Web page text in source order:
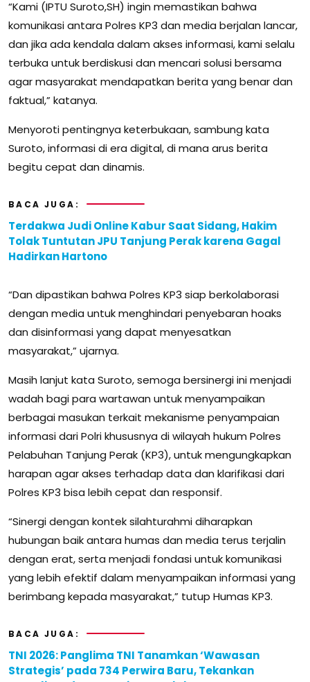
“Kami (IPTU Suroto,SH) ingin memastikan bahwa
komunikasi antara Polres KP3 dan media berjalan lancar,
dan jika ada kendala dalam akses informasi, kami selalu
terbuka untuk berdiskusi dan mencari solusi bersama
agar masyarakat mendapatkan berita yang benar dan
faktual,” katanya.
Menyoroti pentingnya keterbukaan, sambung kata
Suroto, informasi di era digital, di mana arus berita
begitu cepat dan dinamis.
BACA JUGA:
Terdakwa Judi Online Kabur Saat Sidang, Hakim
Tolak Tuntutan JPU Tanjung Perak karena Gagal
Hadirkan Hartono
“Dan dipastikan bahwa Polres KP3 siap berkolaborasi
dengan media untuk menghindari penyebaran hoaks
dan disinformasi yang dapat menyesatkan
masyarakat,” ujarnya.
Masih lanjut kata Suroto, semoga bersinergi ini menjadi
wadah bagi para wartawan untuk menyampaikan
berbagai masukan terkait mekanisme penyampaian
informasi dari Polri khususnya di wilayah hukum Polres
Pelabuhan Tanjung Perak (KP3), untuk mengungkapkan
harapan agar akses terhadap data dan klarifikasi dari
Polres KP3 bisa lebih cepat dan responsif.
“Sinergi dengan kontek silahturahmi diharapkan
hubungan baik antara humas dan media terus terjalin
dengan erat, serta menjadi fondasi untuk komunikasi
yang lebih efektif dalam menyampaikan informasi yang
berimbang kepada masyarakat,” tutup Humas KP3.
BACA JUGA:
TNI 2026: Panglima TNI Tanamkan ‘Wawasan
Strategis’ pada 734 Perwira Baru, Tekankan